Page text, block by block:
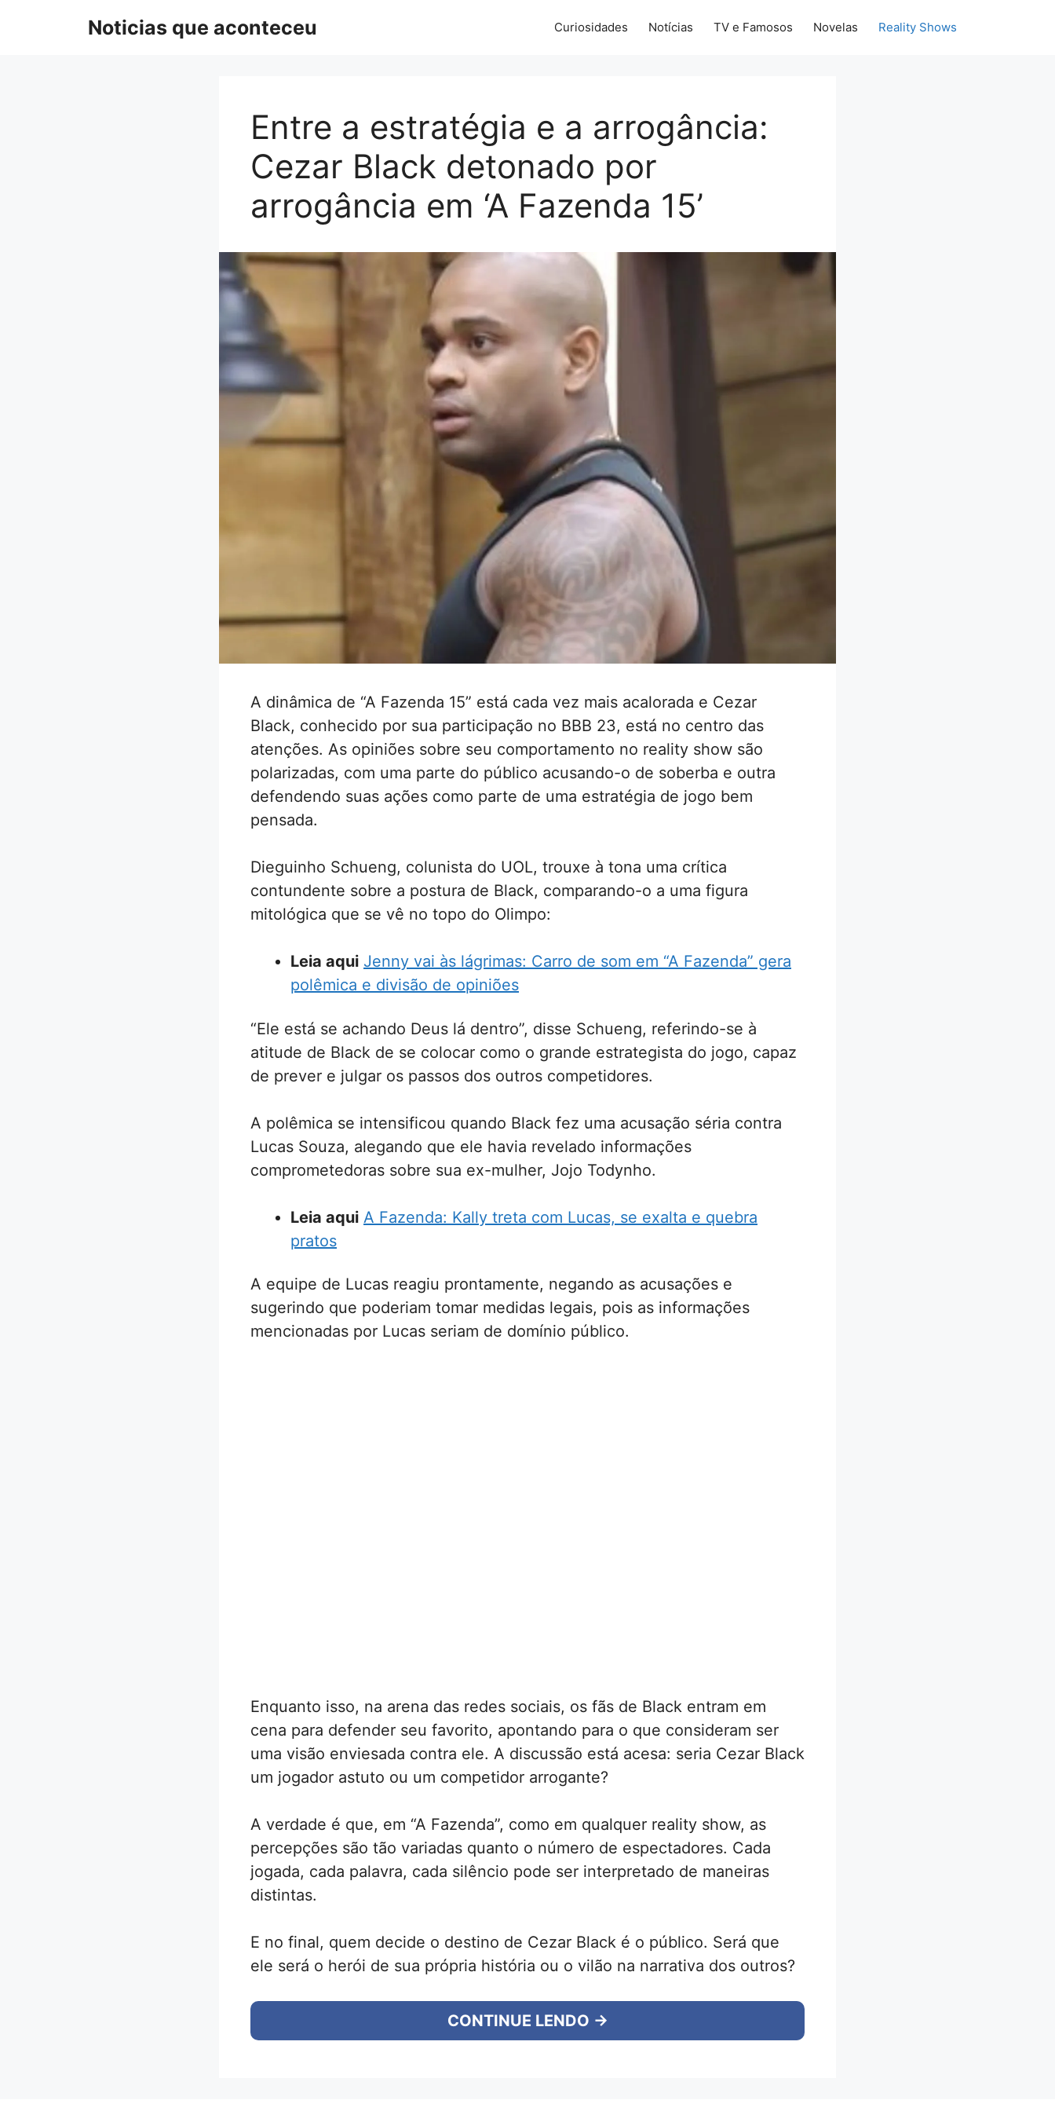
Noticias que aconteceu Curiosidades Notícias TV e Famosos Novelas Reality Shows
Entre a estratégia e a arrogância:
Cezar Black detonado por
arrogância em ‘A Fazenda 15’
A dinâmica de “A Fazenda 15” está cada vez mais acalorada e Cezar
Black, conhecido por sua participação no BBB 23, está no centro das
atenções. As opiniões sobre seu comportamento no reality show são
polarizadas, com uma parte do público acusando-o de soberba e outra
defendendo suas ações como parte de uma estratégia de jogo bem
pensada.
Dieguinho Schueng, colunista do UOL, trouxe à tona uma crítica
contundente sobre a postura de Black, comparando-o a uma figura
mitológica que se vê no topo do Olimpo:
Leia aqui Jenny vai às lágrimas: Carro de som em “A Fazenda” gera
polêmica e divisão de opiniões
“Ele está se achando Deus lá dentro”, disse Schueng, referindo-se à
atitude de Black de se colocar como o grande estrategista do jogo, capaz
de prever e julgar os passos dos outros competidores.
A polêmica se intensificou quando Black fez uma acusação séria contra
Lucas Souza, alegando que ele havia revelado informações
comprometedoras sobre sua ex-mulher, Jojo Todynho.
Leia aqui A Fazenda: Kally treta com Lucas, se exalta e quebra
pratos
A equipe de Lucas reagiu prontamente, negando as acusações e
sugerindo que poderiam tomar medidas legais, pois as informações
mencionadas por Lucas seriam de domínio público.
Enquanto isso, na arena das redes sociais, os fãs de Black entram em
cena para defender seu favorito, apontando para o que consideram ser
uma visão enviesada contra ele. A discussão está acesa: seria Cezar Black
um jogador astuto ou um competidor arrogante?
A verdade é que, em “A Fazenda”, como em qualquer reality show, as
percepções são tão variadas quanto o número de espectadores. Cada
jogada, cada palavra, cada silêncio pode ser interpretado de maneiras
distintas.
E no final, quem decide o destino de Cezar Black é o público. Será que
ele será o herói de sua própria história ou o vilão na narrativa dos outros?
CONTINUE LENDO →